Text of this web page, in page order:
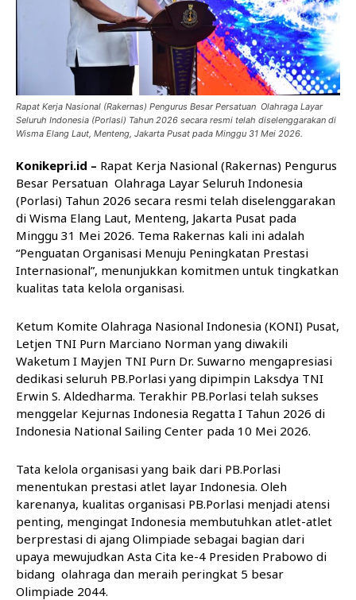
Rapat Kerja Nasional (Rakernas) Pengurus Besar Persatuan Olahraga Layar
Seluruh Indonesia (Porlasi) Tahun 2026 secara resmi telah diselenggarakan di
Wisma Elang Laut, Menteng, Jakarta Pusat pada Minggu 31 Mei 2026.
Konikepri.id – Rapat Kerja Nasional (Rakernas) Pengurus
Besar Persatuan Olahraga Layar Seluruh Indonesia
(Porlasi) Tahun 2026 secara resmi telah diselenggarakan
di Wisma Elang Laut, Menteng, Jakarta Pusat pada
Minggu 31 Mei 2026. Tema Rakernas kali ini adalah
“Penguatan Organisasi Menuju Peningkatan Prestasi
Internasional”, menunjukkan komitmen untuk tingkatkan
kualitas tata kelola organisasi.
Ketum Komite Olahraga Nasional Indonesia (KONI) Pusat,
Letjen TNI Purn Marciano Norman yang diwakili
Waketum I Mayjen TNI Purn Dr. Suwarno mengapresiasi
dedikasi seluruh PB.Porlasi yang dipimpin Laksdya TNI
Erwin S. Aldedharma. Terakhir PB.Porlasi telah sukses
menggelar Kejurnas Indonesia Regatta I Tahun 2026 di
Indonesia National Sailing Center pada 10 Mei 2026.
Tata kelola organisasi yang baik dari PB.Porlasi
menentukan prestasi atlet layar Indonesia. Oleh
karenanya, kualitas organisasi PB.Porlasi menjadi atensi
penting, mengingat Indonesia membutuhkan atlet-atlet
berprestasi di ajang Olimpiade sebagai bagian dari
upaya mewujudkan Asta Cita ke-4 Presiden Prabowo di
bidang olahraga dan meraih peringkat 5 besar
Olimpiade 2044.